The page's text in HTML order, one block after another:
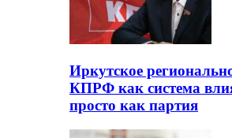
Иркутское
КПРФ как система
просто как партия